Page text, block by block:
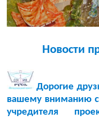
Новости
Дорогие
вашему вниманию
учредителя